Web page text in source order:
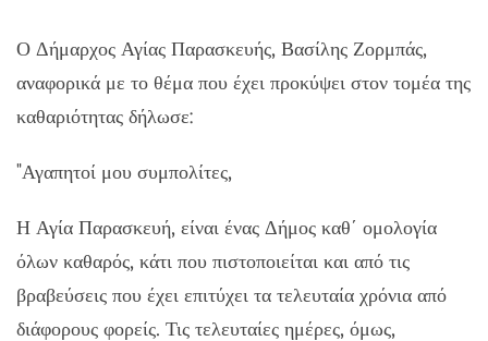
Ο Δήμαρχος Αγίας Παρασκευής, Βασίλης Ζορμπάς,
αναφορικά με το θέμα που έχει προκύψει στον τομέα της
καθαριότητας δήλωσε:
"Αγαπητοί μου συμπολίτες,
Η Αγία Παρασκευή, είναι ένας Δήμος καθ΄ ομολογία
όλων καθαρός, κάτι που πιστοποιείται και από τις
βραβεύσεις που έχει επιτύχει τα τελευταία χρόνια από
διάφορους φορείς. Τις τελευταίες ημέρες, όμως,